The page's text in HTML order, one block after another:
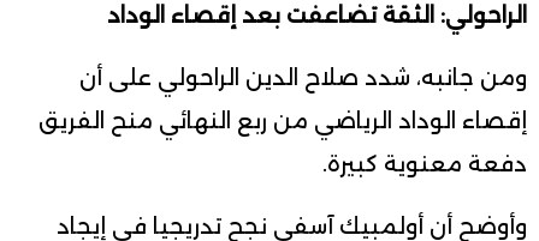
الراحولي: الثقة تضاعفت بعد إقصاء الوداد
ومن جانبه، شدد صلاح الدين الراحولي على أن
إقصاء الوداد الرياضي من ربع النهائي منح الفريق
دفعة معنوية كبيرة.
وأوضح أن أولمبيك آسفي نجح تدريجيا في إيجاد